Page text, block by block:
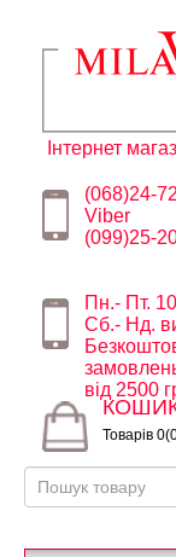
Інтернет
(068)24-
Viber
(099)25-
Пн.- Пт.
Сб.- Нд.
від 2500
Товарів